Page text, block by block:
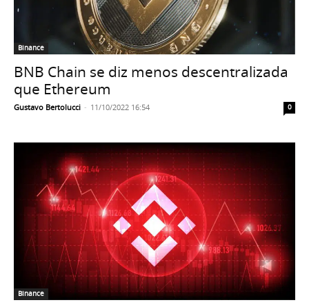
Binance
BNB Chain se diz menos descentralizada
que Ethereum
Gustavo Bertolucci - 11/10/2022 16:54 0
Binance